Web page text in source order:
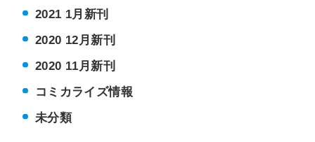
2021 1月新刊
2020 12月新刊
2020 11月新刊
コミカライズ情報
未分類